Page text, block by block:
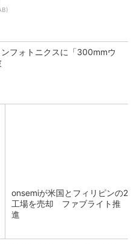
フォトニクスに「300mmウ
onsemiが米国とフィリピンの2
工場を売却 ファブライト推
進